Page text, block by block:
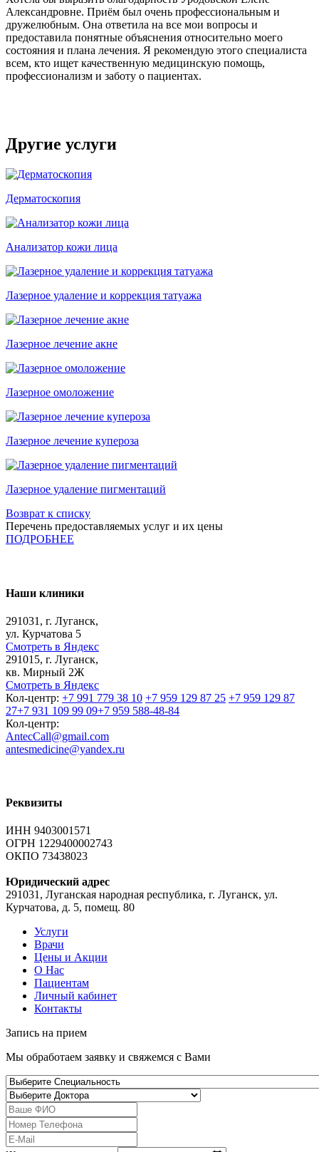
Александровне. Приём был очень профессиональным и
дружелюбным. Она ответила на все мои вопросы и
предоставила понятные объяснения относительно моего
состояния и плана лечения. Я рекомендую этого специалиста
всем, кто ищет качественную медицинскую помощь,
профессионализм и заботу о пациентах.
Другие услуги
Дерматоскопия
Анализатор кожи лица
Лазерное удаление и коррекция татуажа
Лазерное лечение акне
Лазерное омоложение
Лазерное лечение купероза
Лазерное удаление пигментаций
Возврат к списку
Перечень предоставляемых услуг и их цены
ПОДРОБНЕЕ
Наши клиники
291031, г. Луганск,
ул. Курчатова 5
Смотреть в Яндекс
291015, г. Луганск,
кв. Мирный 2Ж
Смотреть в Яндекс
Кол-центр: +7 991 779 38 10 +7 959 129 87 25 +7 959 129 87
27+7 931 109 99 09+7 959 588-48-84
Кол-центр:
AntecCall@gmail.com
antesmedicine@yandex.ru
Реквизиты
ИНН 9403001571
ОГРН 1229400002743
ОКПО 73438023
Юридический адрес
291031, Луганская народная республика, г. Луганск, ул.
Курчатова, д. 5, помещ. 80
Услуги
Врачи
Цены и Акции
О Нас
Пациентам
Личный кабинет
Контакты
Запись на прием
Мы обработаем заявку и свяжемся с Вами